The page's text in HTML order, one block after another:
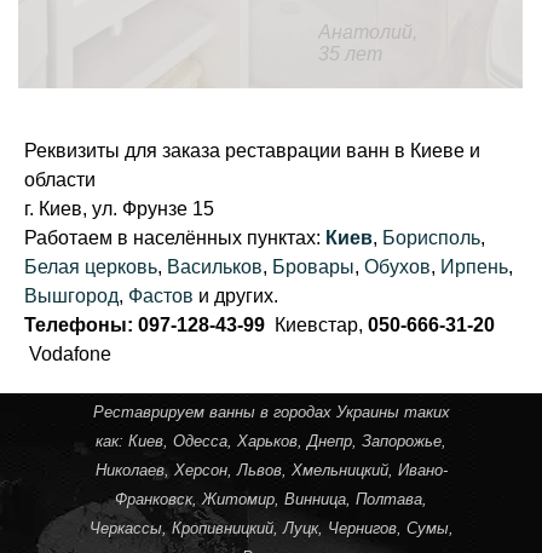
Реквизиты для заказа реставрации ванн в Киеве и
области
г. Киев, ул. Фрунзе 15
Работаем в населённых пунктах: Киев, Борисполь,
Белая церковь, Васильков, Бровары, Обухов, Ирпень,
Вышгород, Фастов и других.
Телефоны: 097-128-43-99 Киевстар, 050-666-31-20
Vodafone
Реставрируем ванны в городах Украины таких
как: Киев, Одесса, Харьков,Днепр, Запорожье,
Николаев, Херсон,Львов, Хмельницкий, Ивано-
Франковск,Житомир, Винница, Полтава,
Черкассы, Кропивницкий, Луцк, Чернигов, Сумы,